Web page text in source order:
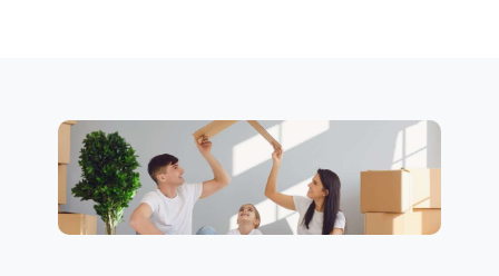
Wolfsberg
Privatumzug
Wolfsberg